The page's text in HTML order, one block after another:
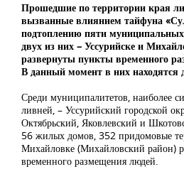
Прошедшие по территории края
вызванные влиянием тайфуна
подтоплению пяти
двух из них – Уссурийске и
развернуты пункты временного
В данный момент в них находятся
Среди муниципалитетов, наиболее
ливней, – Уссурийский городской
Октябрьский, Яковлевский и
56 жилых домов, 352 придомовые
Михайловке (Михайловский район)
временного размещения людей.